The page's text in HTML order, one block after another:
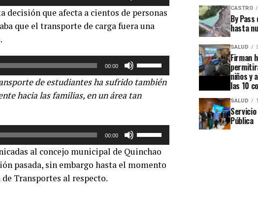
teclas
de
para
aumentar
o
disminuir
decisión que afecta a cientos de personas
que el transporte de carga fuera una
00:00
teclas
de
para
aumentar
o
disminuir
de estudiantes ha sufrido también
hacia las familias, en un área tan
00:00
teclas
de
al concejo municipal de Quinchao
pasada, sin embargo hasta el momento
Transportes al respecto.
CASTRO
By
hasta
SALUD
Firman
niños y
las 10
SALUD
Pública